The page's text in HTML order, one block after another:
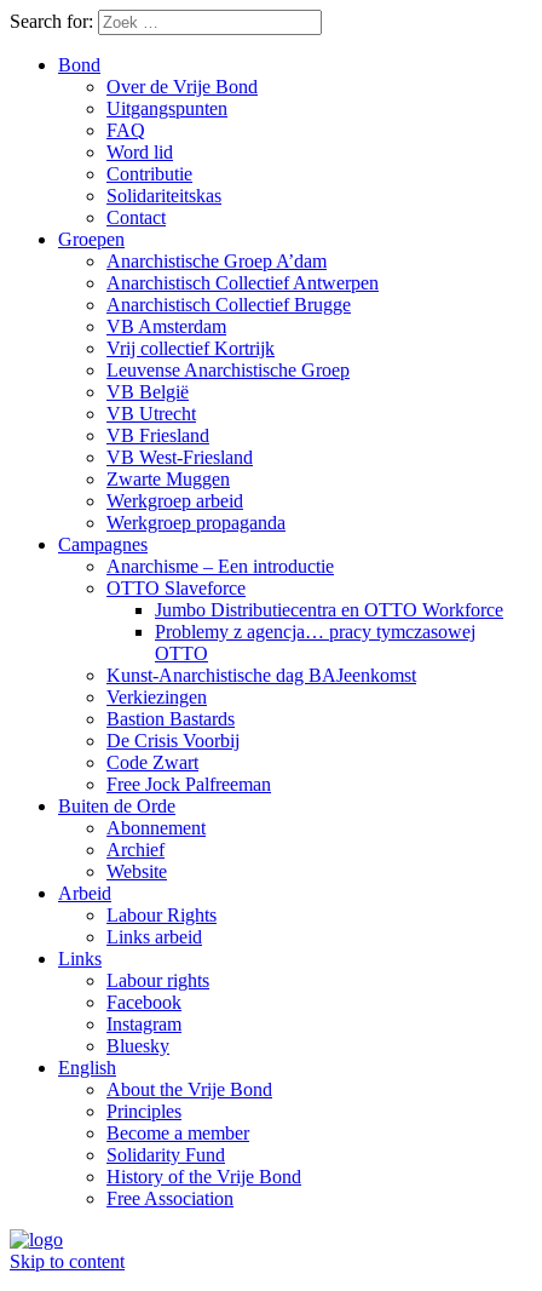
Search for:
Bond
Over de Vrije Bond
Uitgangspunten
FAQ
Word lid
Contributie
Solidariteitskas
Contact
Groepen
Anarchistische Groep A’dam
Anarchistisch Collectief Antwerpen
Anarchistisch Collectief Brugge
VB Amsterdam
Vrij collectief Kortrijk
Leuvense Anarchistische Groep
VB België
VB Utrecht
VB Friesland
VB West-Friesland
Zwarte Muggen
Werkgroep arbeid
Werkgroep propaganda
Campagnes
Anarchisme – Een introductie
OTTO Slaveforce
Jumbo Distributiecentra en OTTO Workforce
Problemy z agencja… pracy tymczasowej
OTTO
Kunst-Anarchistische dag BAJeenkomst
Verkiezingen
Bastion Bastards
De Crisis Voorbij
Code Zwart
Free Jock Palfreeman
Buiten de Orde
Abonnement
Archief
Website
Arbeid
Labour Rights
Links arbeid
Links
Labour rights
Facebook
Instagram
Bluesky
English
About the Vrije Bond
Principles
Become a member
Solidarity Fund
History of the Vrije Bond
Free Association
Skip to content